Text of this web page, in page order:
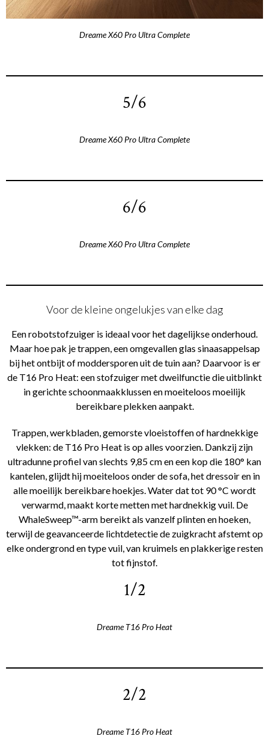
Dreame X60 Pro Ultra Complete
5/6
Dreame X60 Pro Ultra Complete
6/6
Dreame X60 Pro Ultra Complete
Voor de kleine ongelukjes van elke dag
Een robotstofzuiger is ideaal voor het dagelijkse onderhoud.
Maar hoe pak je trappen, een omgevallen glas sinaasappelsap
bij het ontbijt of moddersporen uit de tuin aan? Daarvoor is er
de T16 Pro Heat: een stofzuiger met dweilfunctie die uitblinkt
in gerichte schoonmaakklussen en moeiteloos moeilijk
bereikbare plekken aanpakt.
Trappen, werkbladen, gemorste vloeistoffen of hardnekkige
vlekken: de T16 Pro Heat is op alles voorzien. Dankzij zijn
ultradunne profiel van slechts 9,85 cm en een kop die 180° kan
kantelen, glijdt hij moeiteloos onder de sofa, het dressoir en in
alle moeilijk bereikbare hoekjes. Water dat tot 90 °C wordt
verwarmd, maakt korte metten met hardnekkig vuil. De
WhaleSweep™-arm bereikt als vanzelf plinten en hoeken,
terwijl de geavanceerde lichtdetectie de zuigkracht afstemt op
elke ondergrond en type vuil, van kruimels en plakkerige resten
tot fijnstof.
1/2
Dreame T16 Pro Heat
2/2
Dreame T16 Pro Heat